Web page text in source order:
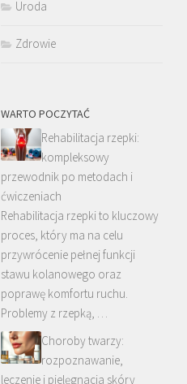
Uroda
Zdrowie
WARTO POCZYTAĆ
Rehabilitacja rzepki:
kompleksowy
przewodnik po metodach i
ćwiczeniach
Rehabilitacja rzepki to kluczowy
proces, który ma na celu
przywrócenie pełnej funkcji
stawu kolanowego oraz
poprawę komfortu ruchu.
Problemy z rzepką, …
Choroby twarzy:
rozpoznawanie,
leczenie i pielęgnacja skóry